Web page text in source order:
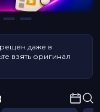
даже в
взять оригинал